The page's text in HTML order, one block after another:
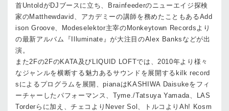
首UntoldがDJブースに立ち、Brainfeederのニューエイジ探検
家のMatthewdavid、アカデミーの講師を務めたこともあるAdd
ison Groove、Modeselektor主宰のMonkeytown Recordsより
の最新アルバム『Illuminate』が大注目のAlex Banksなどが出
演。
また2Fの2FのKATA及びLIQUID LOFTでは、2010年より様々
なジャンルを横断する魅力あるサウンドを展開するkilk record
sによるプログラムを展開、pianaはKASHIWA Daisukeをフィ
ーチャーしたパフォーマンス、Tyme./Tatsuya Yamada、LAS
Torderらに加え、チェコよりNever Sol、トルコよりAh! Kosm